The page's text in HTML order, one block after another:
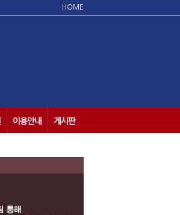
HOME
이용안내 게시판